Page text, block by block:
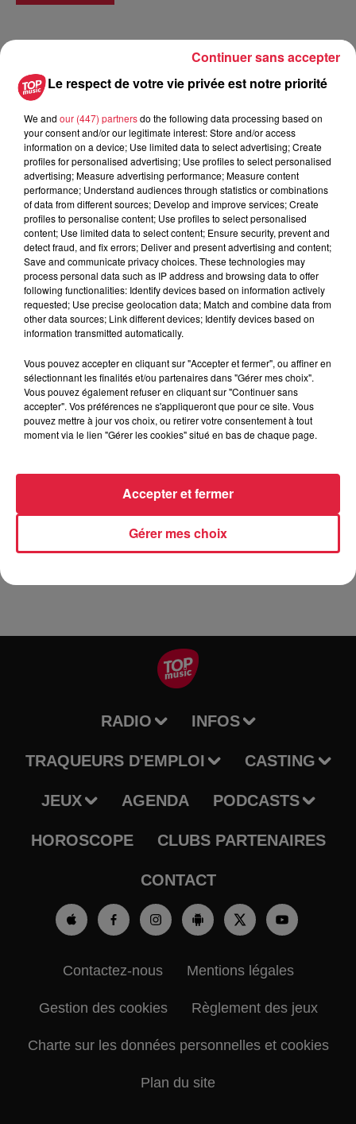
Le Duo Orpheu associe une guitare et une contrebasse
autour de la musique brésilienne. Un dialogue original qui
n'hésite pas à mélanger les tons pour explorer de nouvelles
couleurs et partager notre bonheur de jouer !
Couleurs brésiliennes
Contrebasse, Fayçal Benouniche
Guitare, Monica Haug
Quatre mains et dix cordes qui, dans un jeu de rôles,
échangent les masques pour mêler les sonorités.
bossa-novas
la bande-son du filmOrfeu Negro, ainsi que quelques
pièces contemporaines composées pour contrebasse et
guitare.
La rencontre des deux instruments inspire de nouveaux
Un dialogue original qui n'hésite pas à mélanger les tons
pour explorer de nouvelles couleurs et partager notre
RADIO INFOS
TRAQUEURS D'EMPLOI CASTING
JEUX AGENDA PODCASTS
HOROSCOPE CLUBS PARTENAIRES
CONTACT
Contactez-nous Mentions légales
Gestion des cookies Règlement des jeux
Charte sur les données personnelles et cookies
Plan du site
Le respect de votre vie privée est notre priorité
We and our (447) partnersdo the following data processing based on
your consent and/or our legitimate interest: Store and/or access
information on a device; Use limited data to select advertising; Create
profiles for personalised advertising; Use profiles to select personalised
advertising; Measure advertising performance; Measure content
performance; Understand audiences through statistics or combinations
of data from different sources; Develop and improve services; Create
profiles to personalise content; Use profiles to select personalised
content; Use limited data to select content; Ensure security, prevent and
detect fraud, and fix errors; Deliver and present advertising and content;
Save and communicate privacy choices. These technologies may
process personal data such as IP address and browsing data to offer
following functionalities: Identify devices based on information actively
requested; Use precise geolocation data; Match and combine data from
other data sources; Link different devices; Identify devices based on
information transmitted automatically.
Vous pouvez accepter en cliquant sur "Accepter et fermer", ou affiner en
sélectionnant les finalités et/ou partenaires dans "Gérer mes choix".
Vous pouvez également refuser en cliquant sur "Continuer sans
accepter". Vos préférences ne s'appliqueront que pour ce site. Vous
pouvez mettre à jour vos choix, ou retirer votre consentement à tout
moment via le lien "Gérer les cookies" situé en bas de chaque page.
Gérer mes choix
Accepter et fermer
Continuer sans accepter